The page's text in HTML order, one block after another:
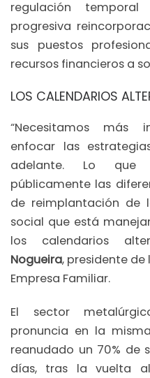
regulación
progresiva
sus puestos
recursos financieros a
LOS CALENDARIOS
“Necesitamos más
enfocar las
adelante. Lo que
públicamente las
de reimplantación de
social que está
los calendarios
Nogueira, presidente
Empresa Familiar.
El sector
pronuncia en la
reanudado un 70% de
días, tras la vuelta